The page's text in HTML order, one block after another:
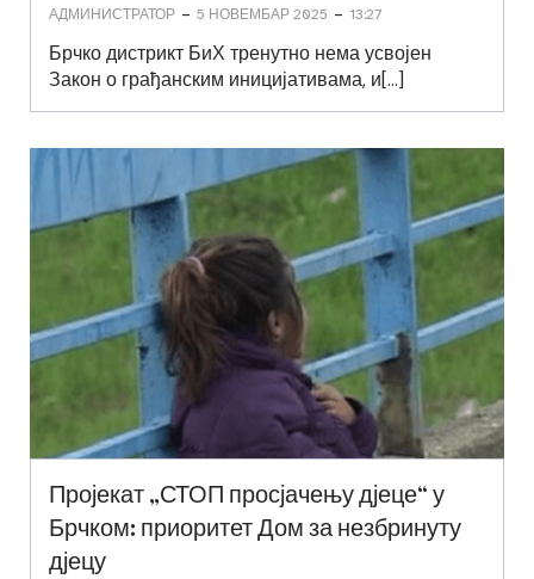
АДМИНИСТРАТОР - 5 НОВЕМБАР 2025 - 13:27
Брчко дистрикт БиХ тренутно нема усвојен
Закон о грађанским иницијативама, и[…]
Пројекат „СТОП просјачењу дјеце“ у
Брчком: приоритет Дом за незбринуту
дјецу